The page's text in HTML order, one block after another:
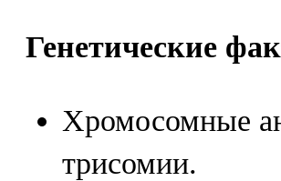
Генетические
Хромосомные
трисомии.